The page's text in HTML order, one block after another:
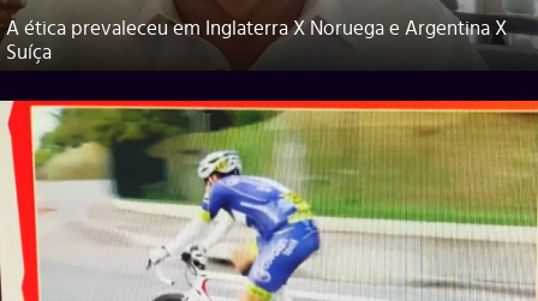
A ética prevaleceu em Inglaterra X Noruega e Argentina X
Suíça